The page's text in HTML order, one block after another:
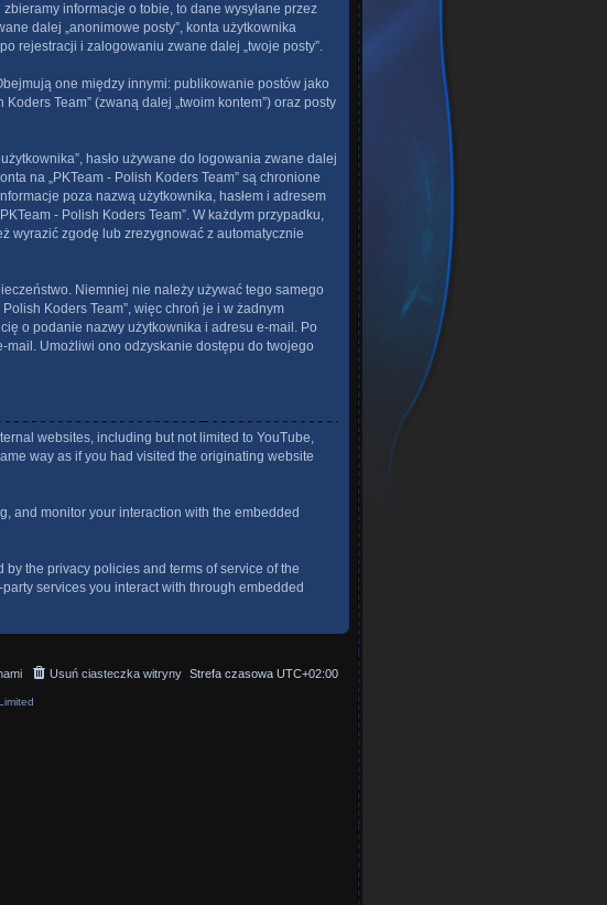
informacje o tobie, to dane wysyłane przez
dalej „anonimowe posty”, konta użytkownika
rejestracji i zalogowaniu zwane dalej „twoje posty”.
one między innymi: publikowanie postów jako
Team” (zwaną dalej „twoim kontem”) oraz posty
hasło używane do logowania zwane dalej
na „PKTeam - Polish Koders Team” są chronione
poza nazwą użytkownika, hasłem i adresem
- Polish Koders Team”. W każdym przypadku,
wyrazić zgodę lub zrezygnować z automatycznie
Niemniej nie należy używać tego samego
Koders Team”, więc chroń je i w żadnym
o podanie nazwy użytkownika i adresu e-mail. Po
mail. Umożliwi ono odzyskanie dostępu do twojego
websites, including but not limited to YouTube,
way as if you had visited the originating website
and monitor your interaction with the embedded
by the privacy policies and terms of service of the
services you interact with through embedded
Strefa czasowa UTC+02:00
Usuń ciasteczka witryny